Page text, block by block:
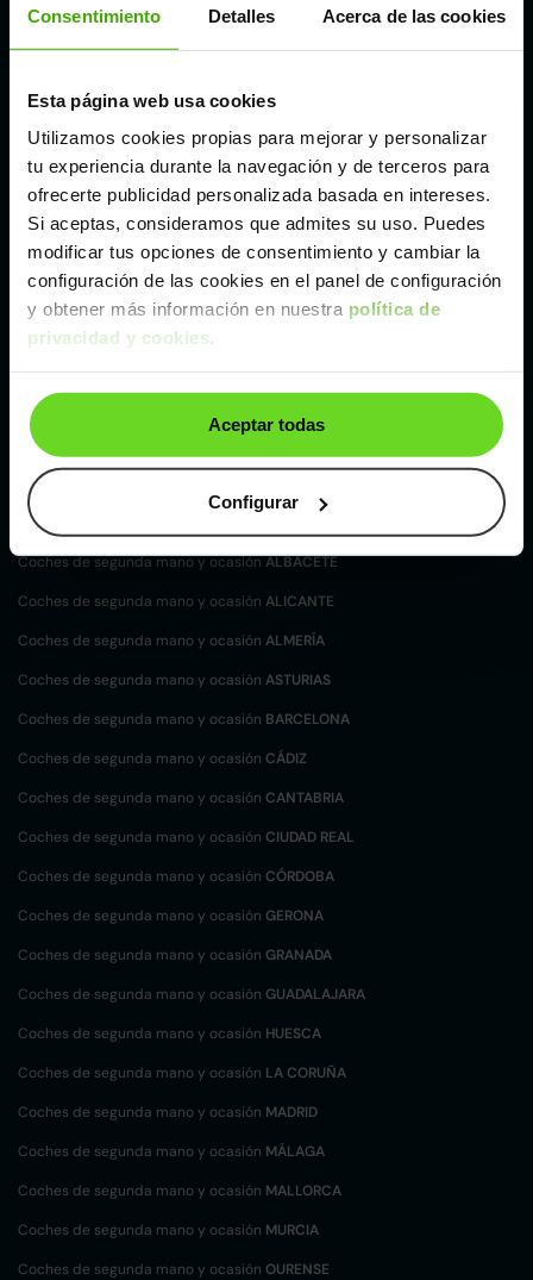
Consentimiento Detalles Acerca de las cookies
Esta página web usa cookies
Utilizamos cookies propias para mejorar y personalizar
tu experiencia durante la navegación y de terceros para
ofrecerte publicidad personalizada basada en intereses.
Si aceptas, consideramos que admites su uso. Puedes
modificar tus opciones de consentimiento y cambiar la
configuración de las cookies en el panel de configuración
y obtener más información en nuestra política de
privacidad y cookies.
Aceptar todas
Configurar
Córdoba
Madrid
Málaga
Valencia
Zaragoza
Ver Lexus IS de segunda mano y ocasión
Lexus IS de segunda mano y ocasión
Coches de segunda mano y ocasión por
localización
Coches de segunda mano y ocasiónALBACETE
Coches de segunda mano y ocasión ALICANTE
Coches de segunda mano y ocasión ALMERÍA
Coches de segunda mano y ocasión ASTURIAS
Coches de segunda mano y ocasión BARCELONA
Coches de segunda mano y ocasión CÁDIZ
Coches de segunda mano y ocasión CANTABRIA
Coches de segunda mano y ocasión CIUDAD REAL
Coches de segunda mano y ocasión CÓRDOBA
Coches de segunda mano y ocasión GERONA
Coches de segunda mano y ocasión GRANADA
Coches de segunda mano y ocasión GUADALAJARA
Coches de segunda mano y ocasión HUESCA
Coches de segunda mano y ocasión LA CORUÑA
Coches de segunda mano y ocasión MADRID
Coches de segunda mano y ocasión MÁLAGA
Coches de segunda mano y ocasión MALLORCA
Coches de segunda mano y ocasión MURCIA
Coches de segunda mano y ocasión OURENSE